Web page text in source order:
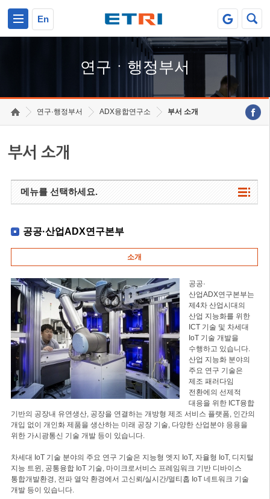
En
연구ㆍ행정부서
연구·행정부서 ADX융합연구소 부서 소개
부서 소개
메뉴를 선택하세요.
공공·산업ADX연구본부
소개
공공·
산업ADX연구본부는
제4차 산업시대의
산업 지능화를 위한
ICT 기술 및 차세대
IoT 기술 개발을
수행하고 있습니다.
산업 지능화 분야의
주요 연구 기술은
제조 패러다임
전환에의 선제적
대응을 위한 ICT융합
기반의 공장내 유연생산, 공장을 연결하는 개방형 제조 서비스 플랫폼, 인간의
개입 없이 개인화 제품을 생산하는 미래 공장 기술, 다양한 산업분야 응용을
위한 가시광통신 기술 개발 등이 있습니다.
차세대 IoT 기술 분야의 주요 연구 기술은 지능형 엣지 IoT, 자율형 IoT, 디지털
지능 트윈, 공통융합 IoT 기술, 마이크로서비스 프레임워크 기반 디바이스
통합개발환경, 전파 열악 환경에서 고신뢰/실시간/멀티홉 IoT 네트워크 기술
개발 등이 있습니다.